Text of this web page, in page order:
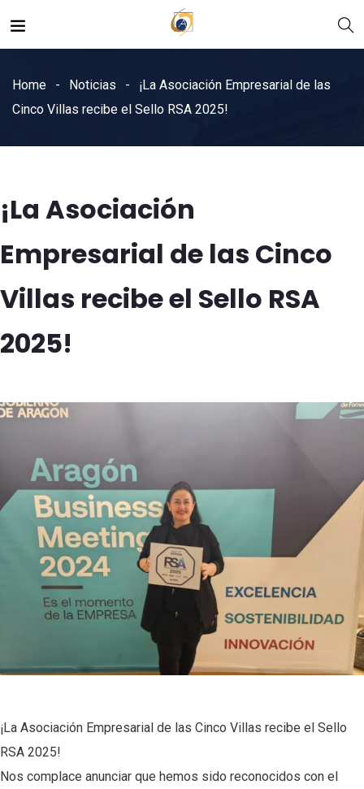
Home Noticias
¡La Asociación Empresarial de las
Cinco Villas recibe el Sello RSA 2025!
¡La Asociación
Empresarial de las Cinco
Villas recibe el Sello RSA
2025!
¡La Asociación Empresarial de las Cinco Villas recibe el Sello
RSA 2025!
Nos complace anunciar que hemos sido reconocidos con el